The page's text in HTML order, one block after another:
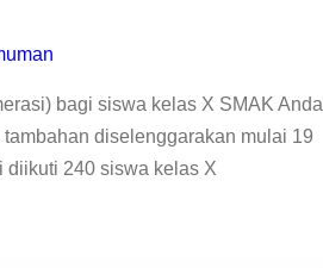
bagi siswa kelas X SMAK Anda
diselenggarakan mulai 19
diikuti 240 siswa kelas X